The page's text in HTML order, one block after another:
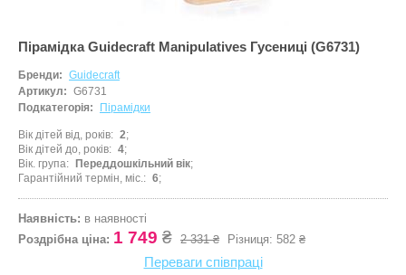
Пірамідка Guidecraft Manipulatives Гусениці (G6731)
Бренди: Guidecraft
Артикул: G6731
Подкатегорія:
Пірамідки
Вік дітей від, років
2
Вік дітей до, років
4
Вік. група
Переддошкільний вік
Гарантійний термін, міс.
6
Наявність: в наявності
Роздрібна ціна: 1 749 ₴ 2 331 ₴ Різниця: 582 ₴
Переваги співпраці